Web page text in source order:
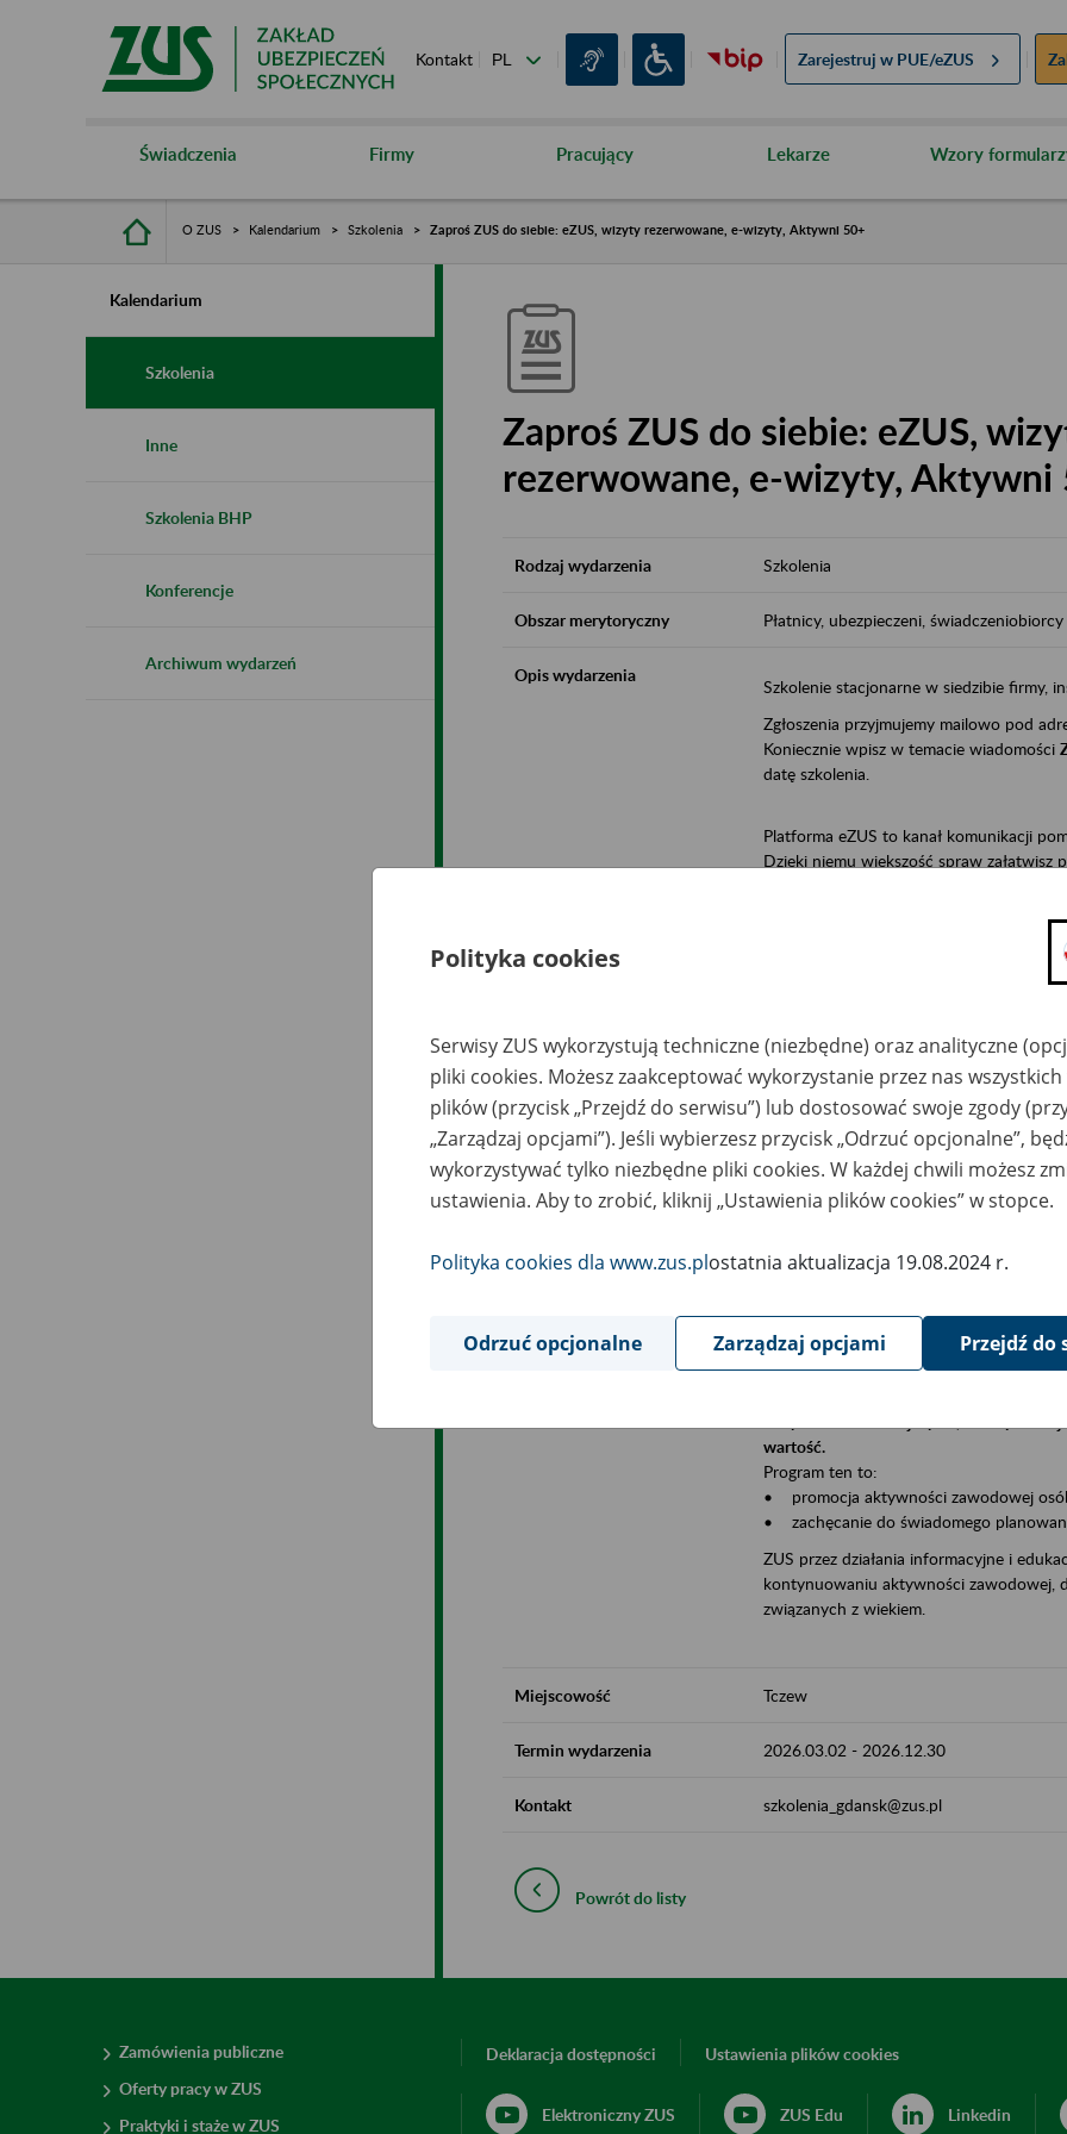
Kontakt Zarejestruj w PUE/eZUS
Świadczenia Firmy Pracujący Lekarze Wzory
O ZUS Kalendarium Szkolenia Zaproś ZUS do siebie: eZUS, wizyty rezerwowane, e-wizyty, Aktywni 50+
Kalendarium
Szkolenia
Inne
Szkolenia BHP
Konferencje
Archiwum wydarzeń
Zaproś ZUS do siebie: eZUS,
rezerwowane, e-wizyty, Aktywni
Rodzaj wydarzenia Szkolenia
Obszar merytoryczny Płatnicy, ubezpieczeni, świadczeniobiorcy
Opis wydarzenia
Szkolenie stacjonarne w siedzibie firmy,
Zgłoszenia przyjmujemy mailowo pod
Koniecznie wpisz w temacie wiadomości
datę szkolenia.
Platforma eZUS to kanał komunikacji
Dzięki niemu większość spraw załatwisz
Jeśli jesteś osoba ubezpieczoną (np.
• możesz sprawdzić swoje dane na
Jeśli jesteś płatnikiem składek (np.
• możesz skorzystać z aplikacji
ubezpieczeń, wypełnisz i przekażesz
ZUS;
• możesz złożyć wniosek o wydanie
• masz dostęp do zwolnień lekarskich
Jeśli jesteś świadczeniobiorcą:
• masz dostęp m.in. do formularza PIT
do formularza PIT 40A, czyli rocznego
• możesz zarezerwować wizytę;
• możesz też złożyć wniosek o zmianę
Aktywni 50+ to inicjatywa, która
wartość.
Program ten to:
• promocja aktywności zawodowej
• zachęcanie do świadomego
ZUS przez działania informacyjne i
kontynuowaniu aktywności zawodowej,
związanych z wiekiem.
Miejscowość Tczew
Termin wydarzenia 2026.03.02 - 2026.12.30
Kontakt szkolenia_gdansk@zus.pl
Powrót do listy
Zamówienia publiczne
Oferty pracy w ZUS
Praktyki i staże w ZUS
Deklaracja dostępności Ustawienia plików cookies
Elektroniczny ZUS ZUS Edu Linkedin
Polityka cookies
Serwisy ZUS wykorzystują techniczne (niezbędne) oraz analityczne
pliki cookies. Możesz zaakceptować wykorzystanie przez nas
plików (przycisk „Przejdź do serwisu”) lub dostosować swoje zgody
„Zarządzaj opcjami”). Jeśli wybierzesz przycisk „Odrzuć opcjonalne”,
wykorzystywać tylko niezbędne pliki cookies. W każdej chwili możesz
ustawienia. Aby to zrobić, kliknij „Ustawienia plików cookies” w stopce.
Polityka cookies dla www.zus.plostatnia aktualizacja 19.08.2024 r.
Odrzuć opcjonalne Zarządzaj opcjami Przejdź do